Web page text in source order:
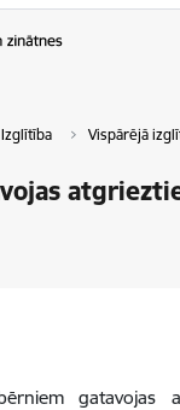
Izglītība Vispārējā
gatavojas